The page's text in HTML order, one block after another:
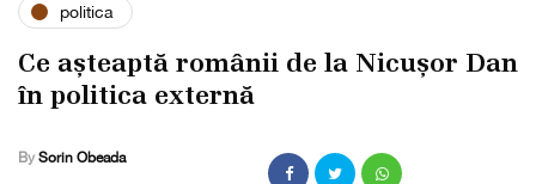
politica
Ce așteaptă românii de la Nicușor Dan
în politica externă
By Sorin Obeada